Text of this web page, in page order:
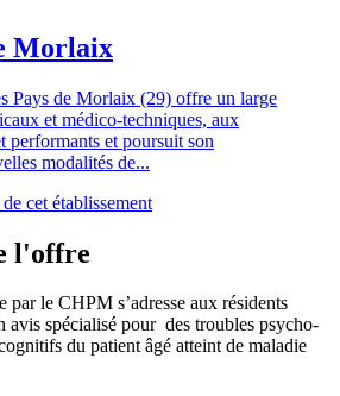
Morlaix
Pays de Morlaix (29) offre un large
et médico-techniques, aux
performants et poursuit son
modalités de...
cet établissement
l'offre
par le CHPM s’adresse aux résidents
avis spécialisé pour des troubles psycho-
du patient âgé atteint de maladie